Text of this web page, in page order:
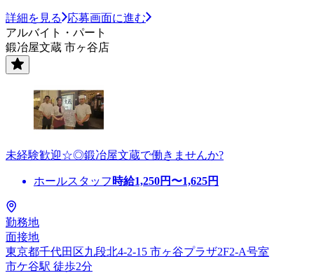
詳細を見る
応募画面に進む
アルバイト・パート
鍛冶屋文蔵 市ヶ谷店
未経験歓迎☆◎鍛冶屋文蔵で働きませんか?
ホールスタッフ 時給1,250円〜1,625円
勤務地
面接地
東京都千代田区九段北4-2-15 市ヶ谷プラザ2F2-A号室
市ケ谷駅 徒歩2分